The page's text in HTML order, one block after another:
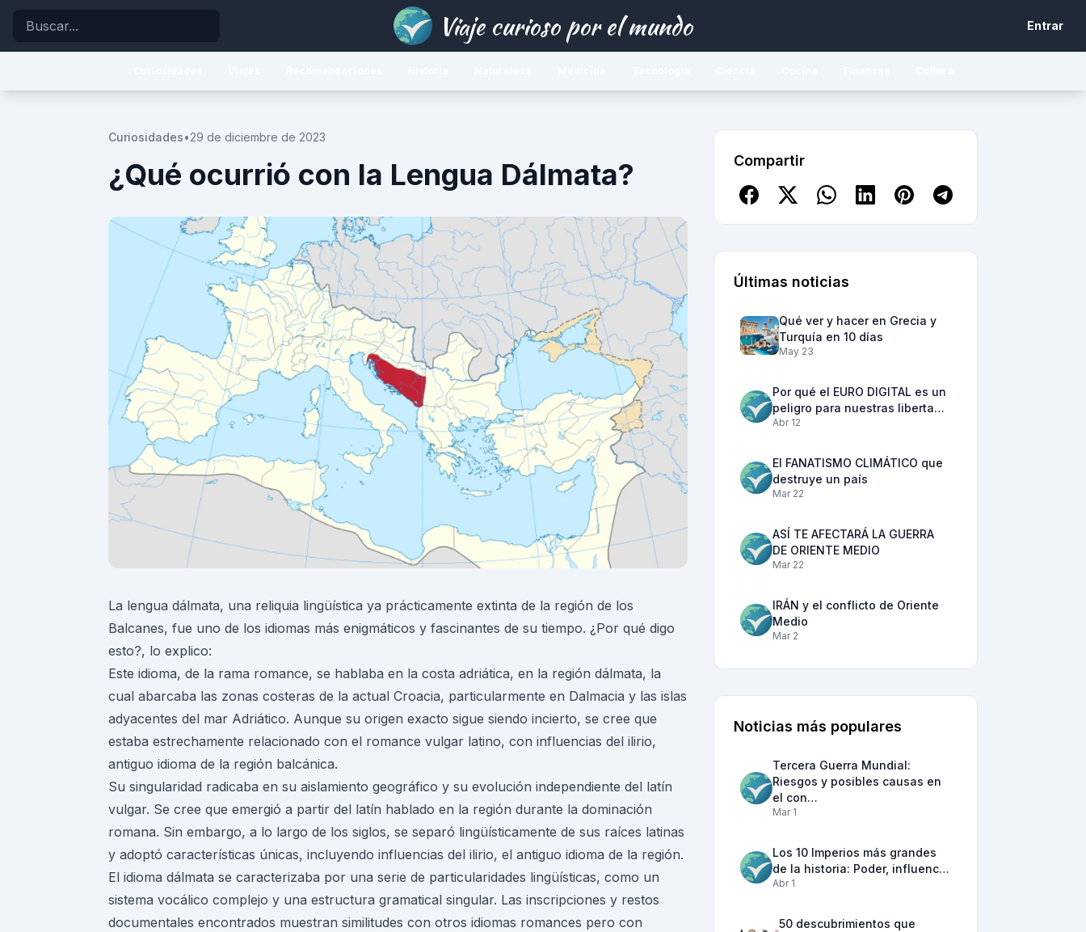
Buscar Viaje curioso por el mundo Entrar
Curiosidades•29 de diciembre de 2023
¿Qué ocurrió con la Lengua Dálmata?
La lengua dálmata, una reliquia lingüística ya prácticamente extinta de la región de los
Balcanes, fue uno de los idiomas más enigmáticos y fascinantes de su tiempo. ¿Por qué digo
esto?, lo explico:
Este idioma, de la rama romance, se hablaba en la costa adriática, en la región dálmata, la
cual abarcaba las zonas costeras de la actual Croacia, particularmente en Dalmacia y las islas
adyacentes del mar Adriático. Aunque su origen exacto sigue siendo incierto, se cree que
estaba estrechamente relacionado con el romance vulgar latino, con influencias del ilirio,
antiguo idioma de la región balcánica.
Su singularidad radicaba en su aislamiento geográfico y su evolución independiente del latín
vulgar. Se cree que emergió a partir del latín hablado en la región durante la dominación
romana. Sin embargo, a lo largo de los siglos, se separó lingüísticamente de sus raíces latinas
y adoptó características únicas, incluyendo influencias del ilirio, el antiguo idioma de la región.
El idioma dálmata se caracterizaba por una serie de particularidades lingüísticas, como un
sistema vocálico complejo y una estructura gramatical singular. Las inscripciones y restos
documentales encontrados muestran similitudes con otros idiomas romances pero con
Compartir
Últimas noticias
Qué ver y hacer en Grecia y
Turquía en 10 días
May 23
Por qué el EURO DIGITAL es un
peligro para nuestras liberta…
Abr 12
El FANATISMO CLIMÁTICO que
destruye un país
Mar 22
ASÍ TE AFECTARÁ LA GUERRA
DE ORIENTE MEDIO
Mar 22
IRÁN y el conflicto de Oriente
Medio
Mar 2
Noticias más populares
Tercera Guerra Mundial:
Riesgos y posibles causas en
el con…
Mar 1
Los 10 Imperios más grandes
de la historia: Poder, influenc…
Abr 1
50 descubrimientos que